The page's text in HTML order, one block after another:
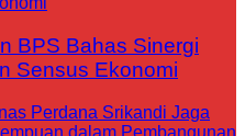
BPS Bahas Sinergi
Sensus Ekonomi